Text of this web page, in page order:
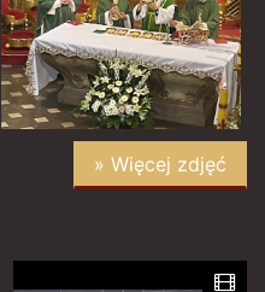
» Więcej zdjęć